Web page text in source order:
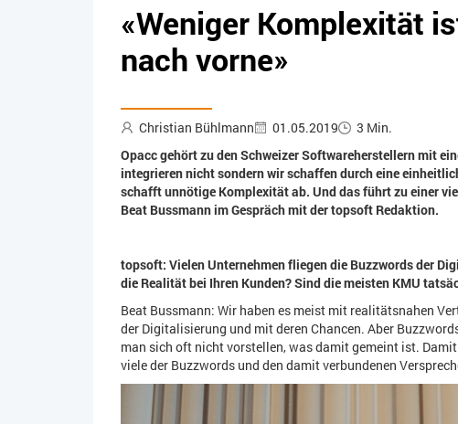
«Weniger Komplexität
nach vorne»
Christian Bühlmann 01.05.2019
3 Min.
Opacc gehört zu den Schweizer Softwareherstellern mit
integrieren nicht sondern wir schaffen durch eine
schafft unnötige Komplexität ab. Und das führt zu einer
Beat Bussmann im Gespräch mit der topsoft Redaktion.
topsoft: Vielen Unternehmen fliegen die Buzzwords der
die Realität bei Ihren Kunden? Sind die meisten KMU
Beat Bussmann: Wir haben es meist mit realitätsnahen
der Digitalisierung und mit deren Chancen. Aber
man sich oft nicht vorstellen, was damit gemeint ist.
viele der Buzzwords und den damit verbundenen